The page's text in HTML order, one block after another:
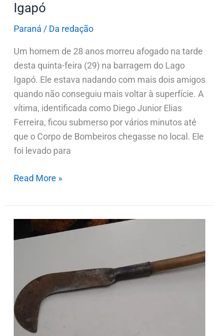
Igapó
Paraná / Da redação
Um homem de 28 anos morreu afogado na tarde
desta quinta-feira (29) na barragem do Lago
Igapó. Ele estava nadando com mais dois amigos
quando não conseguiu mais voltar à superfície. A
vítima, identificada como Diego Junior Elias
Ferreira, ficou submerso por vários minutos até
que o Corpo de Bombeiros chegasse no local. Ele
foi levado para
Read More »
entre
com
mulher
ferida
com